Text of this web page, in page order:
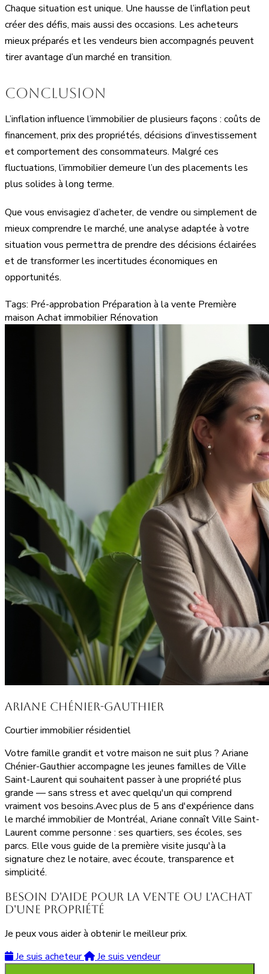
Chaque situation est unique. Une hausse de l’inflation peut
créer des défis, mais aussi des occasions. Les acheteurs
mieux préparés et les vendeurs bien accompagnés peuvent
tirer avantage d’un marché en transition.
Conclusion
L’inflation influence l’immobilier de plusieurs façons : coûts de
financement, prix des propriétés, décisions d’investissement
et comportement des consommateurs. Malgré ces
fluctuations, l’immobilier demeure l’un des placements les
plus solides à long terme.
Que vous envisagiez d’acheter, de vendre ou simplement de
mieux comprendre le marché, une analyse adaptée à votre
situation vous permettra de prendre des décisions éclairées
et de transformer les incertitudes économiques en
opportunités.
Tags: Pré-approbation Préparation à la vente Première
maison Achat immobilier Rénovation
Ariane Chénier-Gauthier
Courtier immobilier résidentiel
Votre famille grandit et votre maison ne suit plus ? Ariane
Chénier-Gauthier accompagne les jeunes familles de Ville
Saint-Laurent qui souhaitent passer à une propriété plus
grande — sans stress et avec quelqu'un qui comprend
vraiment vos besoins.Avec plus de 5 ans d'expérience dans
le marché immobilier de Montréal, Ariane connaît Ville Saint-
Laurent comme personne : ses quartiers, ses écoles, ses
parcs. Elle vous guide de la première visite jusqu'à la
signature chez le notaire, avec écoute, transparence et
simplicité.
Besoin d'aide pour la vente ou l'achat
d'une propriété
Je peux vous aider à obtenir le meilleur prix.
Je suis acheteur
Je suis vendeur